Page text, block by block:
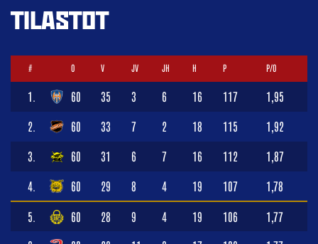
TILASTOT
# O V JV JH H P P/O
1. 60 35 3 6 16 117 1,95
2. 60 33 7 2 18 115 1,92
3. 60 31 6 7 16 112 1,87
4. 60 29 8 4 19 107 1,78
5. 60 28 9 4 19 106 1,77